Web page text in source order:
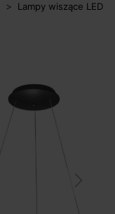
Lampy wiszące LED